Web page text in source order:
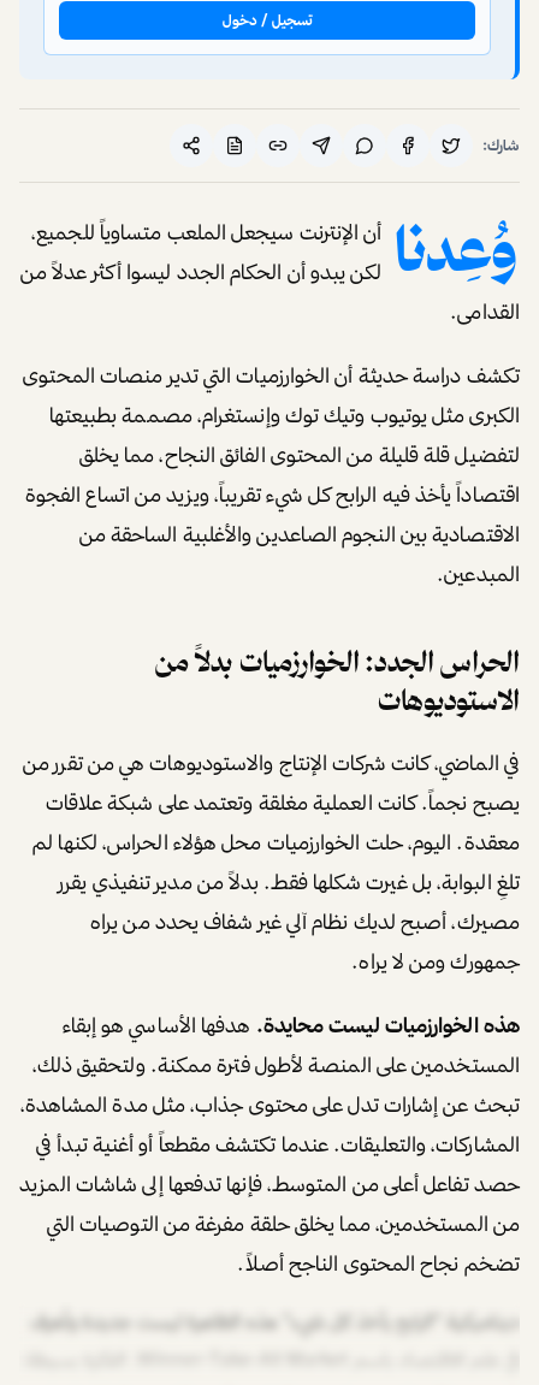
تسجيل / دخول
شارك:
وُعِدنا أن الإنترنت سيجعل الملعب متساوياً للجميع،
لكن يبدو أن الحكام الجدد ليسوا أكثر عدلاً من
القدامى.
تكشف دراسة حديثة أن الخوارزميات التي تدير منصات المحتوى
الكبرى مثل يوتيوب وتيك توك وإنستغرام، مصممة بطبيعتها
لتفضيل قلة قليلة من المحتوى الفائق النجاح، مما يخلق
اقتصاداً يأخذ فيه الرابح كل شيء تقريباً، ويزيد من اتساع الفجوة
الاقتصادية بين النجوم الصاعدين والأغلبية الساحقة من
المبدعين.
الحراس الجدد: الخوارزميات بدلاً من
الاستوديوهات
في الماضي، كانت شركات الإنتاج والاستوديوهات هي من تقرر من
يصبح نجماً. كانت العملية مغلقة وتعتمد على شبكة علاقات
معقدة. اليوم، حلت الخوارزميات محل هؤلاء الحراس، لكنها لم
تلغِ البوابة، بل غيرت شكلها فقط. بدلاً من مدير تنفيذي يقرر
مصيرك، أصبح لديك نظام آلي غير شفاف يحدد من يراه
جمهورك ومن لا يراه.
هذه الخوارزميات ليست محايدة. هدفها الأساسي هو إبقاء
المستخدمين على المنصة لأطول فترة ممكنة. ولتحقيق ذلك،
تبحث عن إشارات تدل على محتوى جذاب، مثل مدة المشاهدة،
المشاركات، والتعليقات. عندما تكتشف مقطعاً أو أغنية تبدأ في
حصد تفاعل أعلى من المتوسط، فإنها تدفعها إلى شاشات المزيد
من المستخدمين، مما يخلق حلقة مفرغة من التوصيات التي
تضخم نجاح المحتوى الناجح أصلاً.
ديناميكية "الرابح يأخذ كل شيء" هذه الظاهرة ليست جديدة وتُعرف